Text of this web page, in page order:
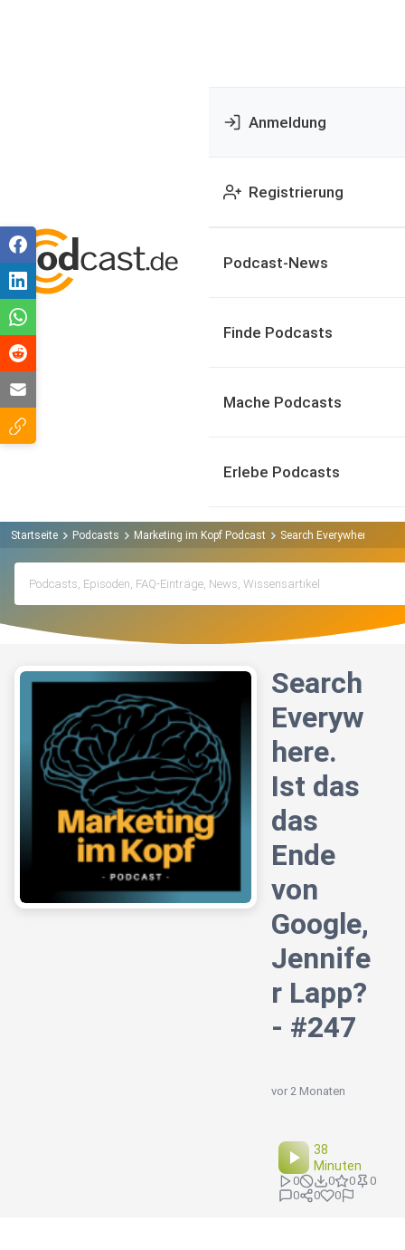
Anmeldung
Registrierung
Podcast-News
Finde Podcasts
Mache Podcasts
Erlebe Podcasts
Startseite Podcasts Marketing im Kopf Podcast Search Everywhere. Ist
Search
Everyw
here.
Ist das
das
Ende
von
Google,
Jennife
r Lapp?
- #247
vor 2 Monaten
38
Minuten
0 0 0
0
0
0 0